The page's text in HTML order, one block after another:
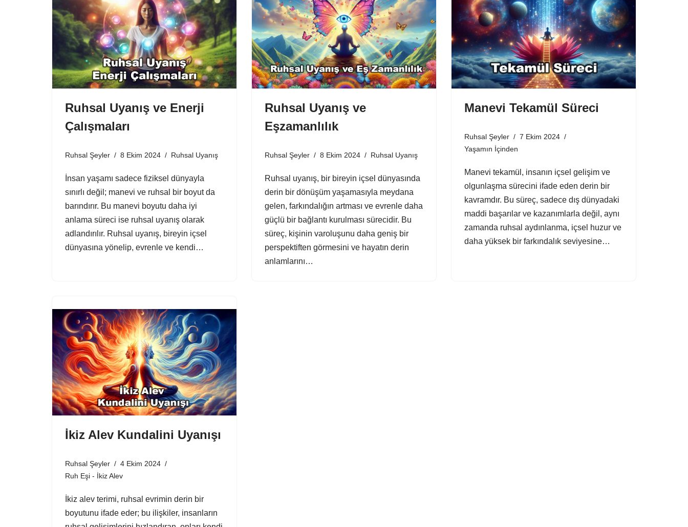
Ruhsal Uyanış ve Enerji
Çalışmaları
Ruhsal Şeyler 8 Ekim 2024 Ruhsal Uyanış
İnsan yaşamı sadece fiziksel dünyayla
sınırlı değil; manevi ve ruhsal bir boyut da
barındırır. Bu manevi boyutu daha iyi
anlama süreci ise ruhsal uyanış olarak
adlandırılır. Ruhsal uyanış, bireyin içsel
dünyasına yönelip, evrenle ve kendi…
Ruhsal Uyanış ve
Eşzamanlılık
Ruhsal Şeyler 8 Ekim 2024 Ruhsal Uyanış
Ruhsal uyanış, bir bireyin içsel dünyasında
derin bir dönüşüm yaşamasıyla meydana
gelen, farkındalığın artması ve evrenle daha
güçlü bir bağlantı kurulması sürecidir. Bu
süreç, kişinin varoluşunu daha geniş bir
perspektiften görmesini ve hayatın derin
anlamlarını…
Manevi Tekamül Süreci
Ruhsal Şeyler
7 Ekim 2024
Yaşamın İçinden
Manevi tekamül, insanın içsel gelişim ve
olgunlaşma sürecini ifade eden derin bir
kavramdır. Bu süreç, sadece dış dünyadaki
maddi başarılar ve kazanımlarla değil, aynı
zamanda ruhsal aydınlanma, içsel huzur ve
daha yüksek bir farkındalık seviyesine…
İkiz Alev Kundalini Uyanışı
Ruhsal Şeyler
4 Ekim 2024
Ruh Eşi - İkiz Alev
İkiz alev terimi, ruhsal evrimin derin bir
boyutunu ifade eder; bu ilişkiler, insanların